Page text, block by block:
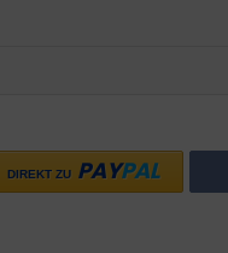
DIREKT ZU PAYPAL